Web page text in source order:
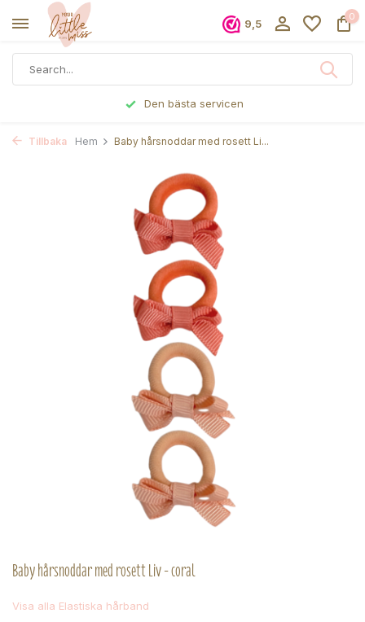
9,5
0
Den bästa servicen
Tillbaka Hem Baby hårsnoddar med rosett Li...
Baby hårsnoddar med rosett Liv - coral
Visa alla Elastiska hårband